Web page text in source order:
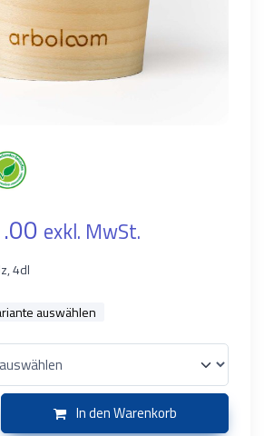
exkl. MwSt.
4dl
auswählen
In den Warenkorb